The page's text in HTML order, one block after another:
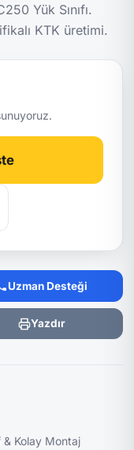
Yük Sınıfı.
KTK üretimi.
Uzman Desteği
Yazdır
& Kolay Montaj